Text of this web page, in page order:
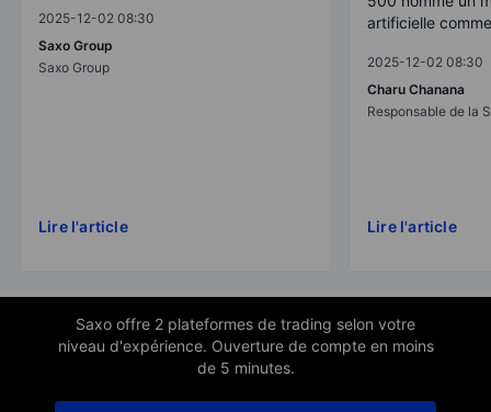
2025-12-02 08:30
Saxo Group
Saxo Group
Lire l'article
artificielle
2025-12-02 08:30
Charu Chanana
Responsable de la
Lire l'article
Saxo offre 2 plateformes de trading selon votre
niveau d'expérience. Ouverture de compte en moins
de 5 minutes.